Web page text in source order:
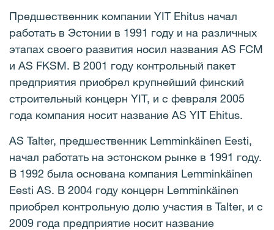
Предшественник компании YIT Ehitus начал
работать в Эстонии в 1991 году и на различных
этапах своего развития носил названия AS FCM
и AS FKSM. В 2001 году контрольный пакет
предприятия приобрел крупнейший финский
строительный концерн YIT, и с февраля 2005
года компания носит название AS YIT Ehitus.
AS Talter, предшественник Lemminkäinen Eesti,
начал работать на эстонском рынке в 1991 году.
В 1992 была основана компания Lemminkäinen
Eesti AS. В 2004 году концерн Lemminkäinen
приобрел контрольную долю участия в Talter, и с
2009 года предприятие носит название